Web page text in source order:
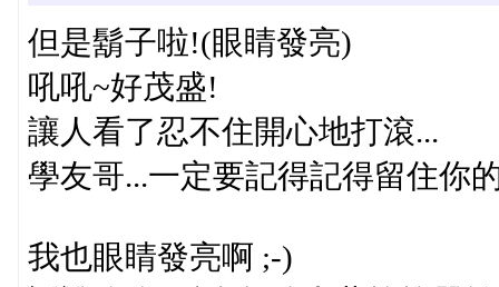
但是鬍子啦!(眼睛發亮)
吼吼~好茂盛!
讓人看了忍不住開心地打滾...
學友哥...一定要記得記得留住你
我也眼睛發亮啊 ;-)